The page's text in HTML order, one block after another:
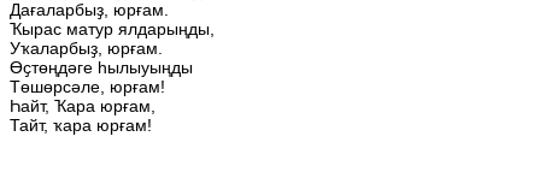
Дағаларбыҙ, юрғам.
Ҡырас матур ялдарыңды,
Уҡаларбыҙ, юрғам.
Өҫтөңдәге hылыуыңды
Төшөрсәле, юрғам!
Һайт, Ҡара юрғам,
Тайт, ҡара юрғам!